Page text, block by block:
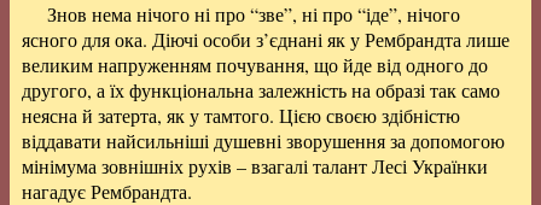
Знов нема нічого ні про “зве”, ні про “іде”, нічого
ясного для ока. Діючі особи з’єднані як у Рембрандта лише
великим напруженням почування, що йде від одного до
другого, а їх функціональна залежність на образі так само
неясна й затерта, як у тамтого. Цією своєю здібністю
віддавати найсильніші душевні зворушення за допомогою
мінімума зовнішніх рухів – взагалі талант Лесі Українки
нагадує Рембрандта.